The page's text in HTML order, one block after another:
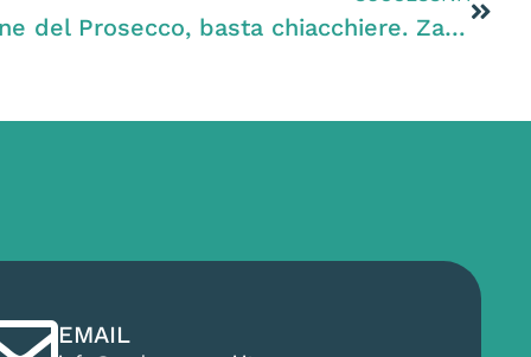
Zanoni (PD): “Espansione del Prosecco, basta chiacchiere. Zaia condizioni i fondi pubblici alla conversione biologica dei vigneti”
EMAIL